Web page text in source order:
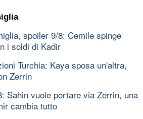
spoiler 9/8: Cemile spinge
i soldi di Kadir
Turchia: Kaya sposa un'altra,
Zerrin
Sahin vuole portare via Zerrin, una
cambia tutto